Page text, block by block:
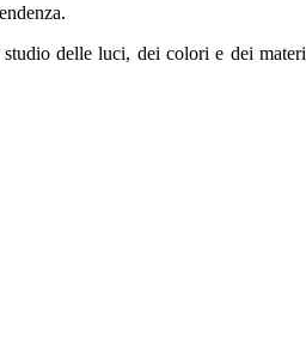
delle luci, dei colori e dei